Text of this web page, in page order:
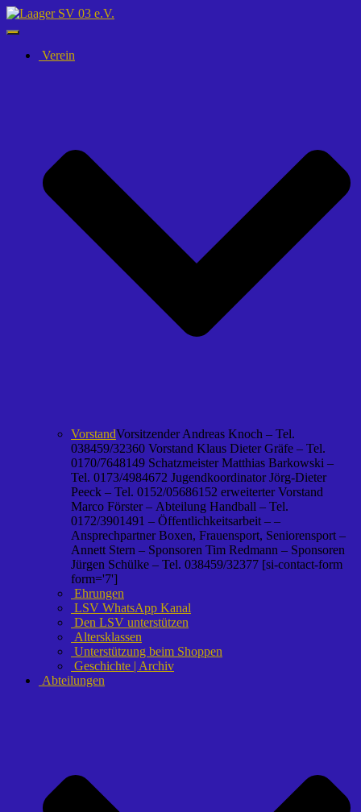
Navigation
umschalten
Verein
VorstandVorsitzender Andreas Knoch – Tel.
038459/32360 Vorstand Klaus Dieter Gräfe – Tel.
0170/7648149 Schatzmeister Matthias Barkowski –
Tel. 0173/4984672 Jugendkoordinator Jörg-Dieter
Peeck – Tel. 0152/05686152 erweiterter Vorstand
Marco Förster – Abteilung Handball – Tel.
0172/3901491 – Öffentlichkeitsarbeit – –
Ansprechpartner Boxen, Frauensport, Seniorensport –
Annett Stern – Sponsoren Tim Redmann – Sponsoren
Jürgen Schülke – Tel. 038459/32377 [si-contact-form
form='7']
Ehrungen
LSV WhatsApp Kanal
Den LSV unterstützen
Altersklassen
Unterstützung beim Shoppen
Geschichte | Archiv
Abteilungen